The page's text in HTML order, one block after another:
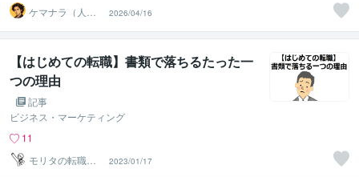
ケマナラ（人
事・採用コンサ
ルタント）
2026/04/16
【はじめての転職】書類で落ちるたった一
つの理由
記事
ビジネス・マーケティング
11
モリタの転職支
援
2023/01/17